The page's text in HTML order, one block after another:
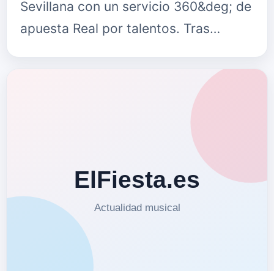
Sevillana con un servicio 360&deg; de
apuesta Real por talentos. Tras
productora musical GAMEmusi…